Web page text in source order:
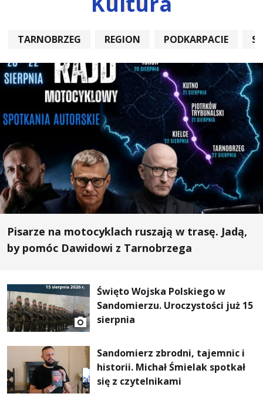
TARNOBRZEG REGION PODKARPACIE
Pisarze na motocyklach ruszają w trasę. Jadą,
by pomóc Dawidowi z Tarnobrzega
Święto Wojska Polskiego w
Sandomierzu. Uroczystości już 15
sierpnia
Sandomierz zbrodni, tajemnic i
historii. Michał Śmielak spotkał
się z czytelnikami